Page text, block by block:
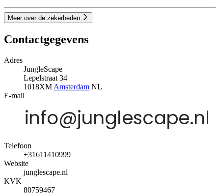
Meer over de zekerheden
Contactgegevens
Adres
JungleScape
Lepelstraat 34
1018XM Amsterdam NL
E-mail
Telefoon
+31611410999
Website
junglescape.nl
KVK
80759467